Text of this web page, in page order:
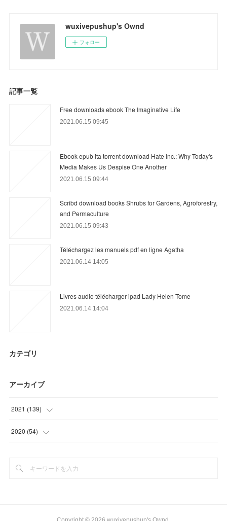
wuxivepushup's Ownd
フォロー
記事一覧
Free downloads ebook The Imaginative Life
2021.06.15 09:45
Ebook epub ita torrent download Hate Inc.: Why Today's
Media Makes Us Despise One Another
2021.06.15 09:44
Scribd download books Shrubs for Gardens, Agroforestry,
and Permaculture
2021.06.15 09:43
Téléchargez les manuels pdf en ligne Agatha
2021.06.14 14:05
Livres audio télécharger ipad Lady Helen Tome
2021.06.14 14:04
カテゴリ
アーカイブ
2021 (139)
(39 )
(
2020 (54)
(